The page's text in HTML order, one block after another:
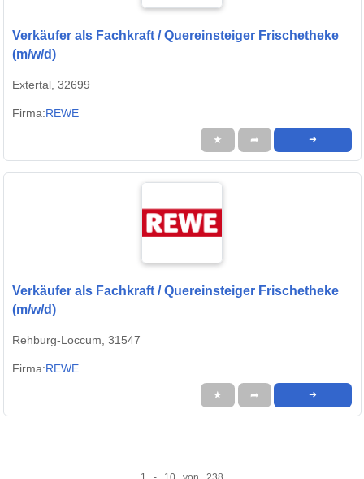
Verkäufer als Fachkraft / Quereinsteiger Frischetheke
(m/w/d)
Extertal, 32699
Firma:REWE
★ ➦ ➜
Verkäufer als Fachkraft / Quereinsteiger Frischetheke
(m/w/d)
Rehburg-Loccum, 31547
Firma:REWE
★ ➦ ➜